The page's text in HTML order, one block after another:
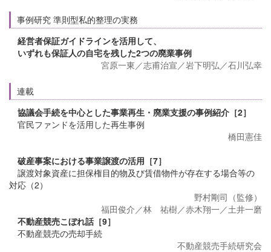
事例研究 準則型私的整理の実務
経営者保証ガイドラインを活用して、
いずれも保証人の自宅を残した2つの廃業事例
宮原一東／志甫治宣／岩下明弘／石川弘幸
連載
協議会手続を中心とした事業再生・廃業支援の事例紹介［2］
官民ファンドを活用した再生事例
橋田憲佳
破産事案における事業譲渡の活用［7］
譲渡対象資産に担保権目的物及び賃借物件が存在する場合等の
対応（2）
野村剛司（監修）
福田俊介／林 祐樹／赤木翔一／土井一磨
不動産競売こぼれ話［9］
不動産競売の売却手続
不動産競売手続研究会